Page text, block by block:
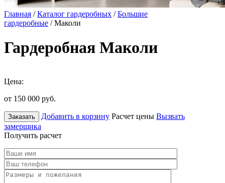
Главная /Каталог гардеробных /Большие
гардеробные / Маколи
Гардеробная Маколи
Цена:
от 150 000 руб.
Заказать Добавить в корзину Расчет цены Вызвать
замерщика
Получить расчет